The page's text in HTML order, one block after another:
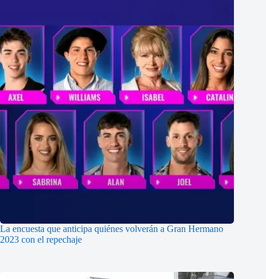
La encuesta que anticipa quiénes volverán a Gran Hermano
2023 con el repechaje